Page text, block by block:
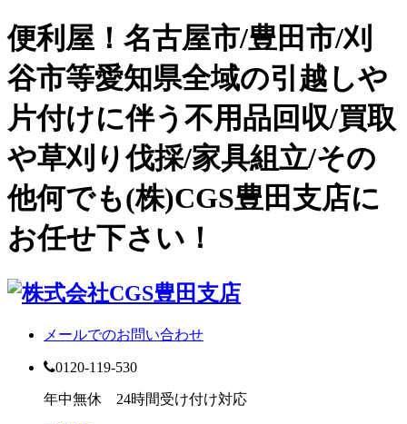
便利屋！名古屋市/豊田市/刈
谷市等愛知県全域の引越しや
片付けに伴う不用品回収/買取
や草刈り伐採/家具組立/その
他何でも(株)CGS豊田支店に
お任せ下さい！
メールでのお問い合わせ
0120-119-530
年中無休 24時間受け付け対応